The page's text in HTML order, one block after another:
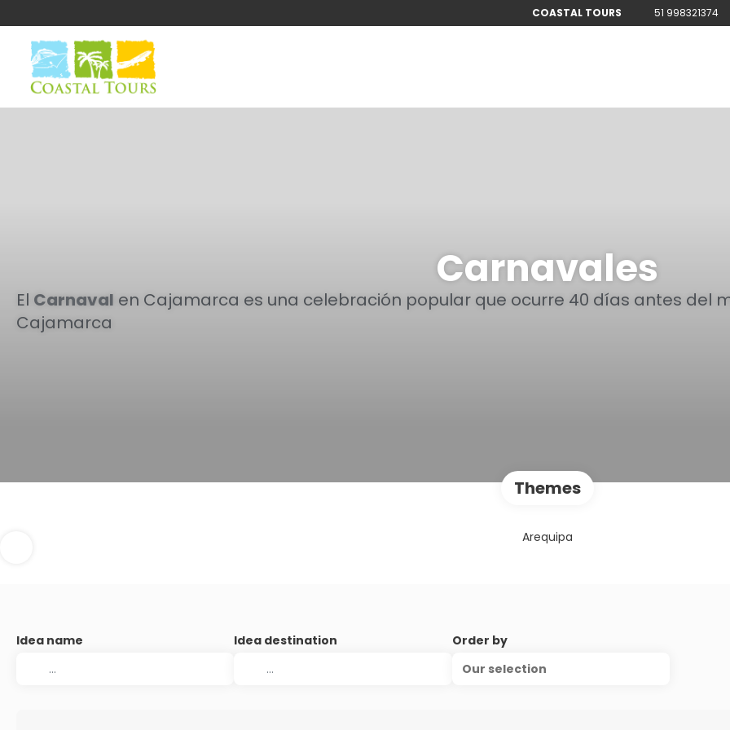
COASTAL TOURS 51 998321374
Carnavales
El Carnaval en Cajamarca es una celebración popular que ocurre 40 días antes del
Cajamarca
Themes
Arequipa
Idea name Idea destination
Order by
Our selection